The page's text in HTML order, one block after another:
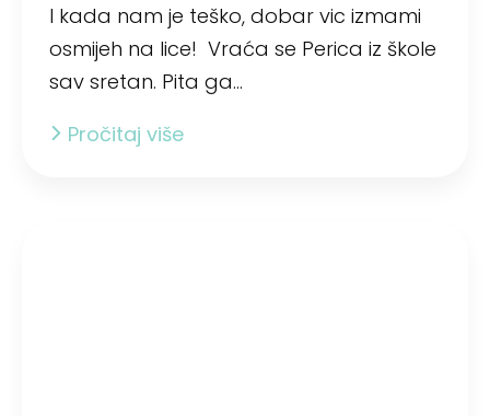
I kada nam je teško, dobar vic izmami
osmijeh na lice! Vraća se Perica iz škole
sav sretan. Pita ga…
Pročitaj više